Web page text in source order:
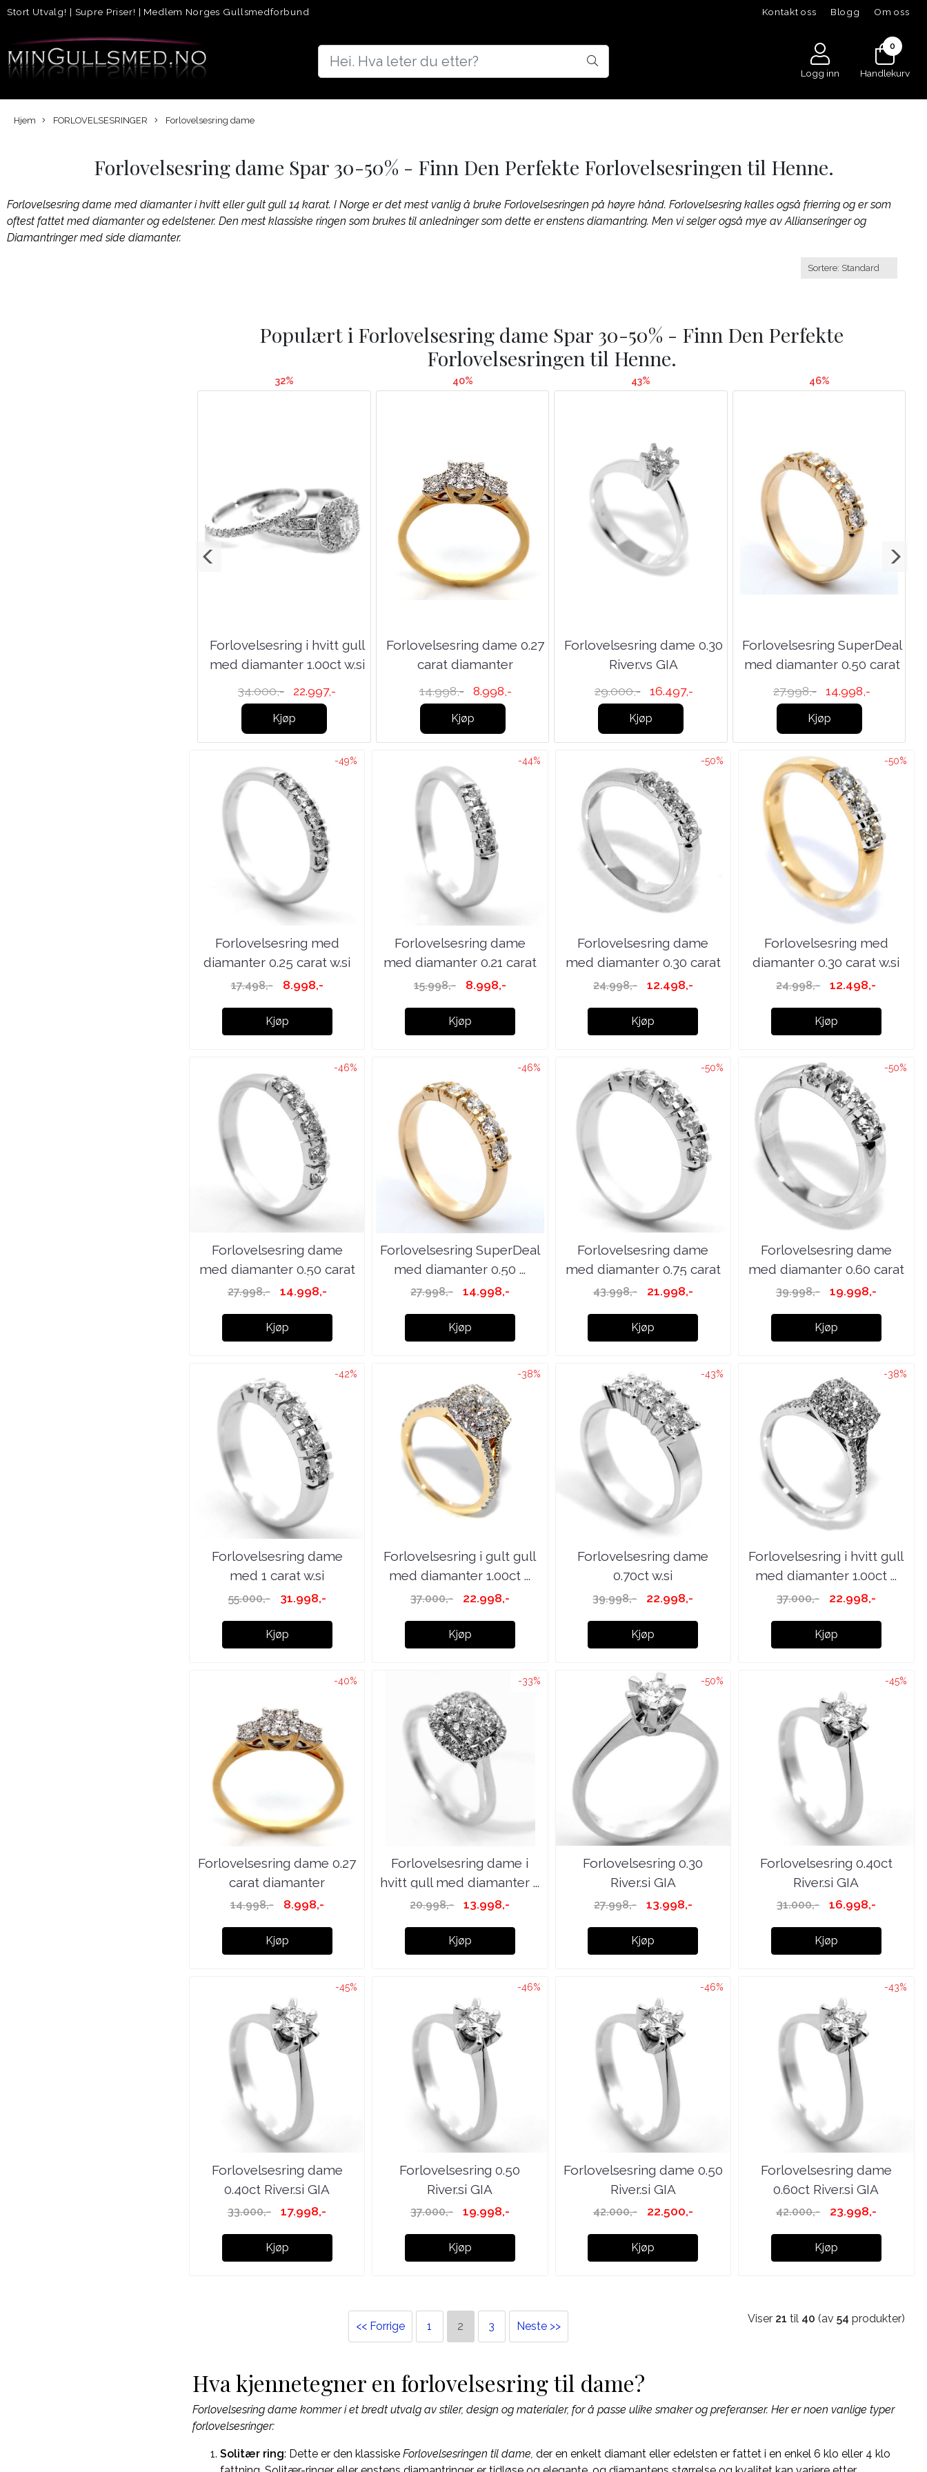
Stort Utvalg! | Supre Priser! | Medlem Norges Gullsmedforbund Kontakt oss Blogg Om oss
Logg inn
0
Handlekurv
Hjem FORLOVELSESRINGER Forlovelsesring dame
Forlovelsesring dame Spar 30-50% - Finn Den Perfekte Forlovelsesringen til Henne.
Forlovelsesring dame med diamanter i hvitt eller gult gull 14 karat. I Norge er det mest vanlig å bruke Forlovelsesringen på høyre hånd. Forlovelsesring kalles også frierring og er som
oftest fattet med diamanter og edelstener. Den mest klassiske ringen som brukes til anledninger som dette er enstens diamantring. Men vi selger også mye av Allianseringer og
Diamantringer med side diamanter.
Populært i Forlovelsesring dame Spar 30-50% - Finn Den Perfekte
Forlovelsesringen til Henne.
32%
Forlovelsesring i hvitt gull
med diamanter 1.00ct w.si
34.000,- 22.997,-
Kjøp
40%
Forlovelsesring dame 0.27
carat diamanter
14.998,- 8.998,-
Kjøp
43%
Forlovelsesring dame 0.30
River.vs GIA
29.000,- 16.497,-
Kjøp
46%
Forlovelsesring SuperDeal
med diamanter 0.50 carat
27.998,- 14.998,-
Kjøp
-49%
Forlovelsesring med
diamanter 0.25 carat w.si
17.498,- 8.998,-
Kjøp
-44%
Forlovelsesring dame
med diamanter 0.21 carat
15.998,- 8.998,-
Kjøp
-50%
Forlovelsesring dame
med diamanter 0.30 carat
24.998,- 12.498,-
Kjøp
-50%
Forlovelsesring med
diamanter 0.30 carat w.si
24.998,- 12.498,-
Kjøp
-46%
Forlovelsesring dame
med diamanter 0.50 carat
...
27.998,- 14.998,-
Kjøp
-46%
Forlovelsesring SuperDeal
med diamanter 0.50 ...
27.998,- 14.998,-
Kjøp
-50%
Forlovelsesring dame
med diamanter 0.75 carat
43.998,- 21.998,-
Kjøp
-50%
Forlovelsesring dame
med diamanter 0.60 carat
39.998,- 19.998,-
Kjøp
-42%
Forlovelsesring dame
med 1 carat w.si
55.000,- 31.998,-
Kjøp
-38%
Forlovelsesring i gult gull
med diamanter 1.00ct ...
37.000,- 22.998,-
Kjøp
-43%
Forlovelsesring dame
0.70ct w.si
39.998,- 22.998,-
Kjøp
-38%
Forlovelsesring i hvitt gull
med diamanter 1.00ct ...
37.000,- 22.998,-
Kjøp
-40%
Forlovelsesring dame 0.27
carat diamanter
14.998,- 8.998,-
Kjøp
-33%
Forlovelsesring dame i
hvitt gull med diamanter ...
20.998,- 13.998,-
Kjøp
-50%
Forlovelsesring 0.30
River.si GIA
27.998,- 13.998,-
Kjøp
-45%
Forlovelsesring 0.40ct
River.si GIA
31.000,- 16.998,-
Kjøp
-45%
Forlovelsesring dame
0.40ct River.si GIA
33.000,- 17.998,-
Kjøp
-46%
Forlovelsesring 0.50
River.si GIA
37.000,- 19.998,-
Kjøp
-46%
Forlovelsesring dame 0.50
River.si GIA
42.000,- 22.500,-
Kjøp
-43%
Forlovelsesring dame
0.60ct River.si GIA
42.000,- 23.998,-
Kjøp
<< Forrige 1 2 3 Neste >>
Viser 21 til 40 (av 54 produkter)
Hva kjennetegner en forlovelsesring til dame?
Forlovelsesring dame kommer i et bredt utvalg av stiler, design og materialer, for å passe ulike smaker og preferanser. Her er noen vanlige typer
forlovelsesringer:
Solitær ring: Dette er den klassiske Forlovelsesringen til dame, der en enkelt diamant eller edelsten er fattet i en enkel 6 klo eller 4 klo